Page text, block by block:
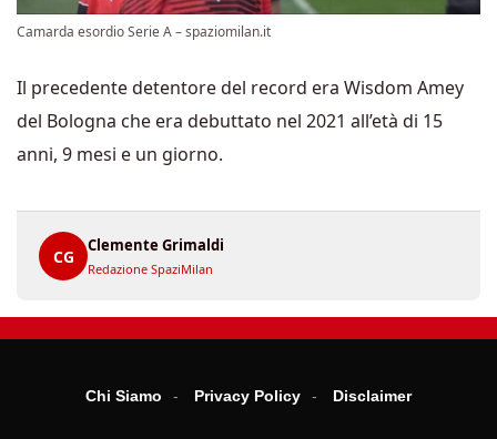
Camarda esordio Serie A – spaziomilan.it
Il precedente detentore del record era Wisdom Amey
del Bologna che era debuttato nel 2021 all’età di 15
anni, 9 mesi e un giorno.
CG
Clemente Grimaldi
Redazione SpaziMilan
Chi Siamo Privacy Policy Disclaimer